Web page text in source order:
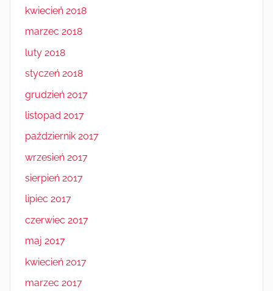
kwiecień 2018
marzec 2018
luty 2018
styczeń 2018
grudzień 2017
listopad 2017
październik 2017
wrzesień 2017
sierpień 2017
lipiec 2017
czerwiec 2017
maj 2017
kwiecień 2017
marzec 2017